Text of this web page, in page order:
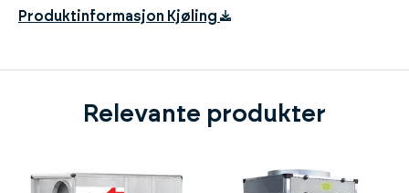
Produktinformasjon Kjøling
Relevante produkter